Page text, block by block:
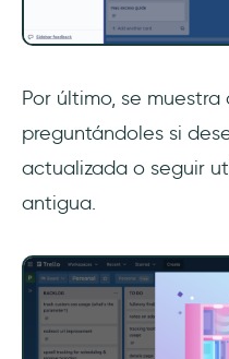
Por último, se
preguntándoles si
actualizada o seguir
antigua.